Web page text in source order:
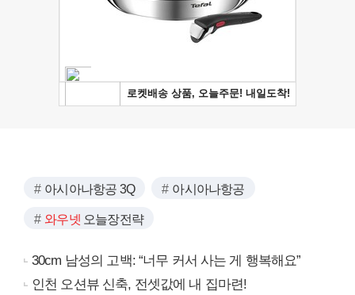
아시아나항공 3Q 아시아나항공
와우넷 오늘장전략
30cm 남성의 고백: “너무 커서 사는 게 행복해요”
인천 오션뷰 신축, 전셋값에 내 집마련!